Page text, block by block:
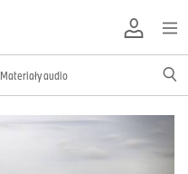
Materiały audio